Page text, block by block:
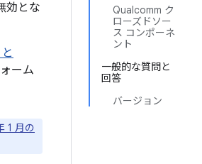
Qualcomm ク
ローズドソー
ス コンポーネ
ント
一般的な質問と
回答
バージョン
効とな
ーム
1 月の